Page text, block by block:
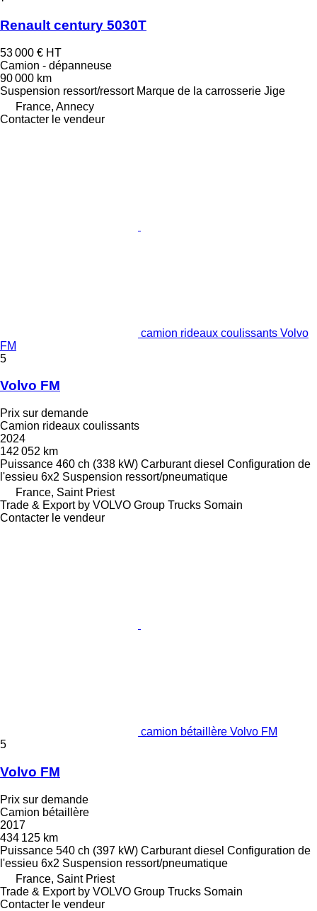
Renault century 5030T
53 000 € HT
Camion - dépanneuse
90 000 km
Suspension ressort/ressort Marque de la carrosserie Jige
France, Annecy
Contacter le vendeur
camion rideaux coulissants Volvo
FM
5
Volvo FM
Prix sur demande
Camion rideaux coulissants
2024
142 052 km
Puissance 460 ch (338 kW) Carburant diesel Configuration de
l'essieu 6x2 Suspension ressort/pneumatique
France, Saint Priest
Trade & Export by VOLVO Group Trucks Somain
Contacter le vendeur
camion bétaillère Volvo FM
5
Volvo FM
Prix sur demande
Camion bétaillère
2017
434 125 km
Puissance 540 ch (397 kW) Carburant diesel Configuration de
l'essieu 6x2 Suspension ressort/pneumatique
France, Saint Priest
Trade & Export by VOLVO Group Trucks Somain
Contacter le vendeur